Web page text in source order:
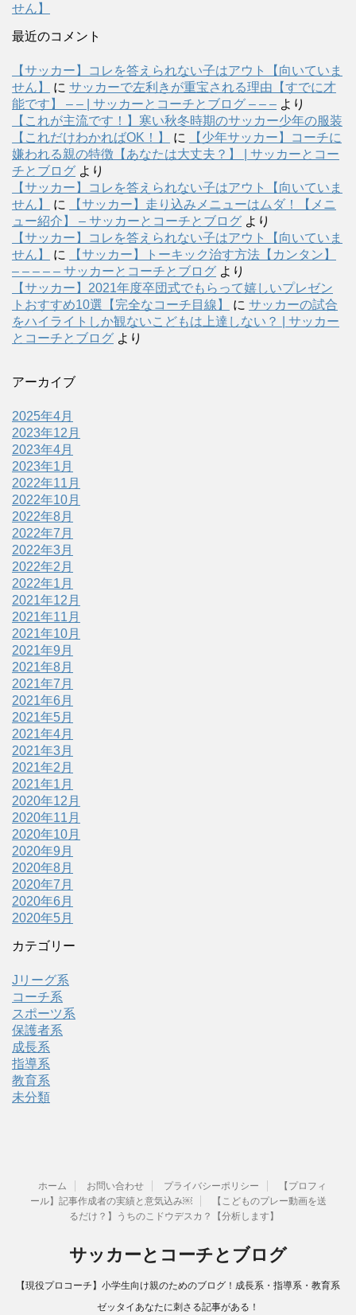
せん】
最近のコメント
【サッカー】コレを答えられない子はアウト【向いていま
せん】
に サッカーで左利きが重宝される理由【すでに才
能です】 – – | サッカーとコーチとブログ – – – より
【これが主流です！】寒い秋冬時期のサッカー少年の服装
【これだけわかればOK！】
に
【少年サッカー】コーチに
嫌われる親の特徴【あなたは大丈夫？】 | サッカーとコー
チとブログ より
【サッカー】コレを答えられない子はアウト【向いていま
せん】
に
【サッカー】走り込みメニューはムダ！【メニ
ュー紹介】 – サッカーとコーチとブログ より
【サッカー】コレを答えられない子はアウト【向いていま
せん】
に
【サッカー】トーキック治す方法【カンタン】
– – – – – サッカーとコーチとブログ より
【サッカー】2021年度卒団式でもらって嬉しいプレゼン
トおすすめ10選【完全なコーチ目線】
に サッカーの試合
をハイライトしか観ないこどもは上達しない？ | サッカー
とコーチとブログ より
アーカイブ
2025年4月
2023年12月
2023年4月
2023年1月
2022年11月
2022年10月
2022年8月
2022年7月
2022年3月
2022年2月
2022年1月
2021年12月
2021年11月
2021年10月
2021年9月
2021年8月
2021年7月
2021年6月
2021年5月
2021年4月
2021年3月
2021年2月
2021年1月
2020年12月
2020年11月
2020年10月
2020年9月
2020年8月
2020年7月
2020年6月
2020年5月
カテゴリー
Jリーグ系
コーチ系
スポーツ系
保護者系
成長系
指導系
教育系
未分類
ホーム お問い合わせ プライバシーポリシー
【プロフィ
ール】記事作成者の実績と意気込み￼
【こどものプレー動画を送
るだけ？】うちのこドウデスカ？【分析します】
サッカーとコーチとブログ
【現役プロコーチ】小学生向け親のためのブログ！成長系・指導系・教育系
ゼッタイあなたに刺さる記事がある！